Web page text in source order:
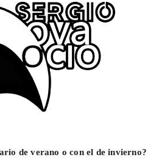
de verano o con el de invierno?